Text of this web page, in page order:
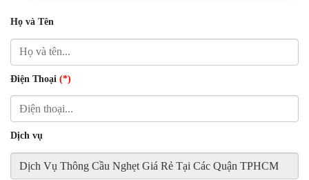
Họ và Tên
Điện Thoại (*)
Dịch vụ